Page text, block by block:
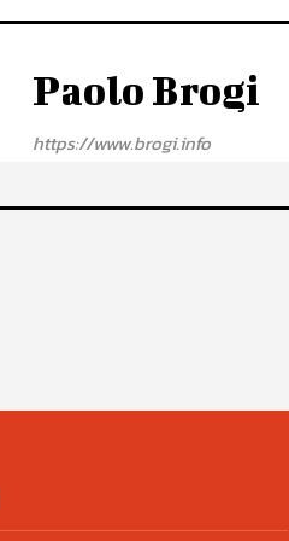
Paolo Brogi
https://www.brogi.info